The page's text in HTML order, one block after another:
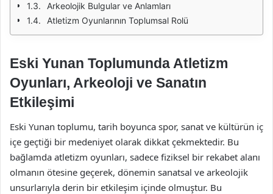
Arkeolojik Bulgular ve Anlamları
Atletizm Oyunlarının Toplumsal Rolü
Eski Yunan Toplumunda Atletizm
Oyunları, Arkeoloji ve Sanatın
Etkileşimi
Eski Yunan toplumu, tarih boyunca spor, sanat ve kültürün iç
içe geçtiği bir medeniyet olarak dikkat çekmektedir. Bu
bağlamda atletizm oyunları, sadece fiziksel bir rekabet alanı
olmanın ötesine geçerek, dönemin sanatsal ve arkeolojik
unsurlarıyla derin bir etkileşim içinde olmuştur. Bu